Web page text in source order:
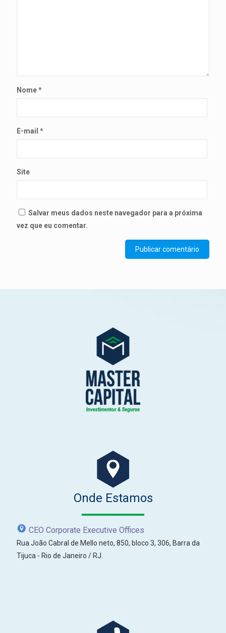
Nome*
E-mail *
Site
Salvar meus dados neste navegador para a próxima
vez que eu comentar.
Onde Estamos
CEO Corporate Executive Offices
Rua João Cabral de Mello neto, 850, bloco 3, 306, Barra da
Tijuca - Rio de Janeiro / RJ.